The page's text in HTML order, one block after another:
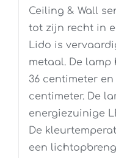
Ceiling & Wall
tot zijn recht in
Lido is
metaal. De
36 centimeter
centimeter. De
energiezuinige
De
een